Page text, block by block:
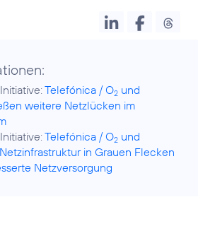
Telefónica / O2 und
weitere Netzlücken im
Telefónica / O2 und
in Grauen Flecken
Netzversorgung